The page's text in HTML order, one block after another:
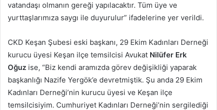
vatandaşı olmanın gereği yapılacaktır. Tüm üye ve
yurttaşlarımıza saygı ile duyurulur” ifadelerine yer verildi.
CKD Keşan Şubesi eski başkanı, 29 Ekim Kadınları Derneği
kurucu üyesi Keşan ilçe temsilcisi Avukat Nilüfer Erk
Oğuz ise, “Biz kendi aramızda görev değişikliği yaparak
başkanlığı Nazife Yergök’e devretmiştik. Şu anda 29 Ekim
Kadınları Derneği’nin kurucu üyesi ve Keşan ilçe
temsilcisiyim. Cumhuriyet Kadınları Derneği’nin sergilediği